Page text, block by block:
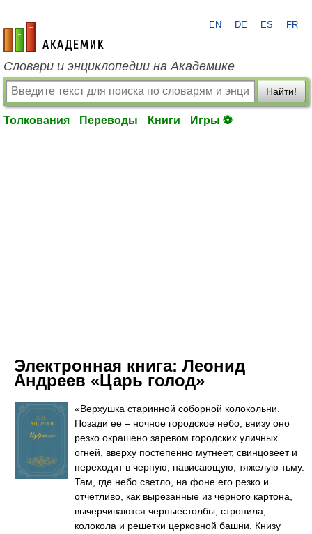
academic.ru
EN DE ES FR
Словари и энциклопедии на Академике
Найти!
Толкования Переводы Книги Игры ⚽
Электронная книга: Леонид
Андреев «Царь голод»
«Верхушка старинной соборной колокольни.
Позади ее – ночное городское небо; внизу оно
резко окрашено заревом городских уличных
огней, вверху постепенно мутнеет, свинцовеет и
переходит в черную, нависающую, тяжелую тьму.
Там, где небо светло, на фоне его резко и
отчетливо, как вырезанные из черного картона,
вычерчиваются черныестолбы, стропила,
колокола и решетки церковной башни. Книзу